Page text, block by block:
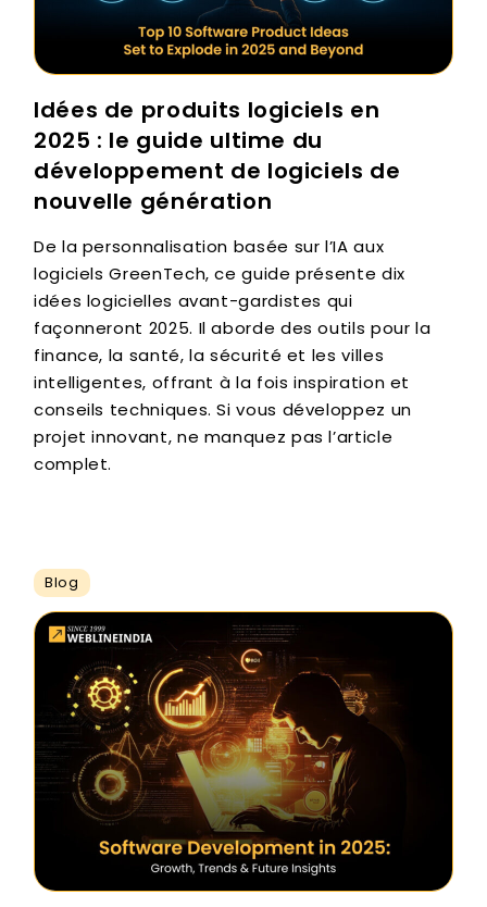
Idées de produits logiciels en
2025 : le guide ultime du
développement de logiciels de
nouvelle génération
De la personnalisation basée sur l’IA aux
logiciels GreenTech, ce guide présente dix
idées logicielles avant-gardistes qui
façonneront 2025. Il aborde des outils pour la
finance, la santé, la sécurité et les villes
intelligentes, offrant à la fois inspiration et
conseils techniques. Si vous développez un
projet innovant, ne manquez pas l’article
complet.
Blog